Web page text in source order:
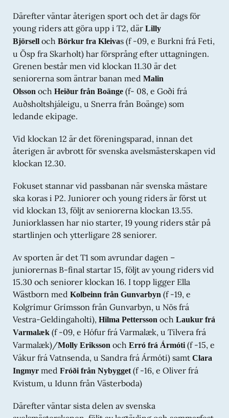
5-åriga hingstar
Auður från Agersta
(f -21, e Fimur frá Selfossi, u
Prinsessa från Agersta)
Sólbjartur frá Finnastöðum(f -21, e Pensill frá Hvolsvelli,
u Hrönn frá Búlandi)
Saga fra Vinkærgård)
5-åriga ston
från Gunvarbyn, u Líf från Lilla Sträckås)
Klara från Gunnarsbo(f -21, e Karri frá Gauksmýri, u
Lyfting frá Lynghóli)
från Rönnliden)
6-åriga hingstar
Drífandi frá Sauðárkróki
Sædögg frá Sauðárkróki)
Kristall från Asplunda(f -21, e Toppur frá
6-åriga ston
Bella från Segersgården(f -21, e Fimur frá Selfossi, u
Björk frá Enni)
Kúnst fra Stall TL(f -21, e Frakkur frá Langholti, u
Kolgríma frá Minni-Völlum)
Júní från Johannesholm(f -21, e Þórálfur frá Prestsbæ,
u Djörf från Knutshyttan)
Hingstar 7 år och äldre
Þróttur frá Skáney(f -16, e Toppur frá Auðsholtshjáleigu,
u Þórvör frá Skáney)
Ston7 år och äldre
Dagný frá Lækjamóti II (f -17, e Ölnir frá Akranesi, u
Därefter väntar återigen sport och det är dags för
young riders att göra upp i T2, där Lilly
Björsell och Börkur fra Kleivas (f -09, e Burkni frá Feti,
u Ösp fra Skarholt) har försprång efter uttagningen.
Grenen består men vid klockan 11.30 är det
seniorerna som äntrar banan med Malin
Olsson och Heiður från Boänge (f- 08, e Goði frá
Auðsholtshjáleigu, u Snerra från Boänge) som
ledande ekipage.
Vid klockan 12 är det föreningsparad, innan det
återigen är avbrott för svenska avelsmästerskapen vid
klockan 12.30.
Fokuset stannar vid passbanan när svenska mästare
ska koras i P2. Juniorer och young riders är först ut
vid klockan 13, följt av seniorerna klockan 13.55.
Juniorklassen har nio starter, 19 young riders står på
startlinjen och ytterligare 28 seniorer.
Av sporten är det T1 som avrundar dagen –
juniorernas B-final startar 15, följt av young riders vid
15.30 och seniorer klockan 16. I topp ligger Ella
Wästborn med Kolbeinn från Gunvarbyn (f -19, e
Kolgrímur Grímsson från Gunvarbyn, u Nös frá
Vestra-Geldingaholti), Hilma Pettersson och Laukur frá
Varmalæk (f -09, e Hófur frá Varmalæk, u Tilvera frá
Varmalæk)/Molly Eriksson och Erró frá Ármóti (f -15, e
Vákur frá Vatnsenda, u Sandra frá Ármóti) samt Clara
Ingmyr med Fróði från Nybygget (f -16, e Oliver frá
Kvistum, u Idunn från Västerboda)
Därefter väntar sista delen av svenska